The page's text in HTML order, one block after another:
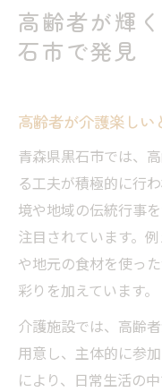
高齢者が輝
石市で発見
高齢者が介護楽し
青森県黒石市では、
る工夫が積極的に行
境や地域の伝統行事
注目されています。
や地元の食材を使っ
彩りを加えています。
介護施設では、高齢
用意し、主体的に参
により、日常生活の